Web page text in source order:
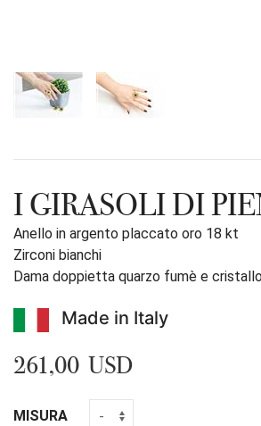
I GIRASOLI DI
Anello in argento placcato oro 18 kt
Zirconi bianchi
Dama doppietta quarzo fumè e
Made in Italy
261,00 USD
MISURA